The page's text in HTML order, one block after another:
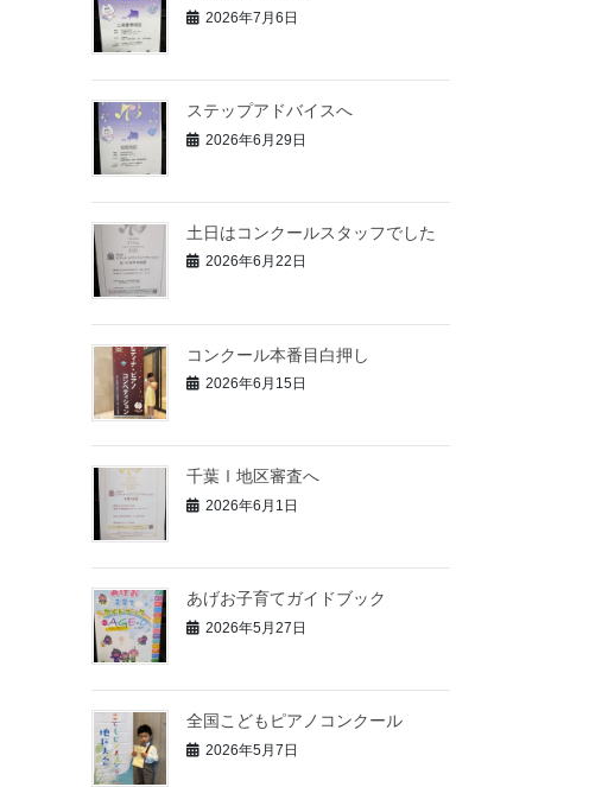
2026年7月6日
ステップアドバイスへ
2026年6月29日
土日はコンクールスタッフでした
2026年6月22日
コンクール本番目白押し
2026年6月15日
千葉Ⅰ地区審査へ
2026年6月1日
あげお子育てガイドブック
2026年5月27日
全国こどもピアノコンクール
2026年5月7日